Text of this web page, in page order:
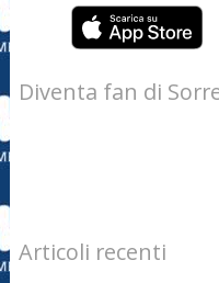
Diventa fan di
Articoli recenti